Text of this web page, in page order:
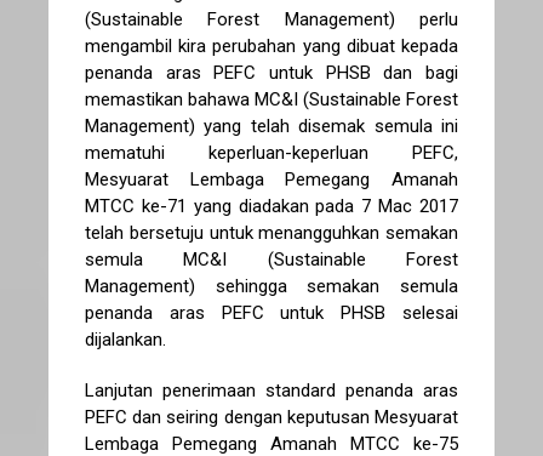
(Sustainable Forest Management) perlu
mengambil kira perubahan yang dibuat kepada
penanda aras PEFC untuk PHSB dan bagi
memastikan bahawa MC&I (Sustainable Forest
Management) yang telah disemak semula ini
mematuhi keperluan-keperluan PEFC,
Mesyuarat Lembaga Pemegang Amanah
MTCC ke-71 yang diadakan pada 7 Mac 2017
telah bersetuju untuk menangguhkan semakan
semula MC&I (Sustainable Forest
Management) sehingga semakan semula
penanda aras PEFC untuk PHSB selesai
dijalankan.
Lanjutan penerimaan standard penanda aras
PEFC dan seiring dengan keputusan Mesyuarat
Lembaga Pemegang Amanah MTCC ke-75